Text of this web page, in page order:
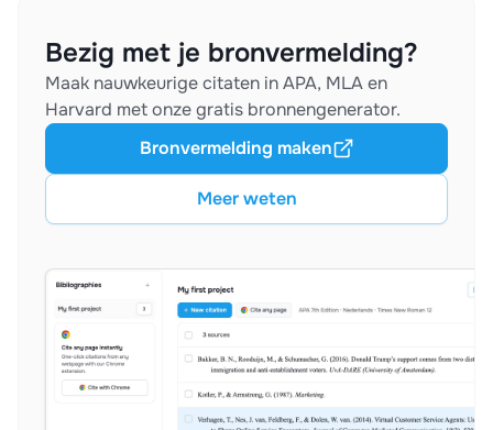
Bezig met je bronvermelding?
Maak nauwkeurige citaten in APA, MLA en
Harvard met onze gratis bronnengenerator.
Meer weten
Bronvermelding maken